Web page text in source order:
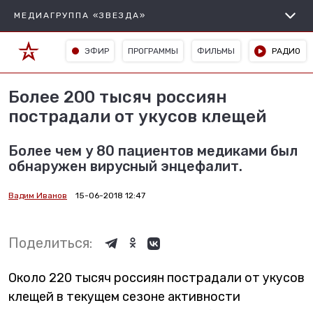
МЕДИАГРУППА «ЗВЕЗДА»
ЭФИР ПРОГРАММЫ ФИЛЬМЫ РАДИО
Более 200 тысяч россиян
пострадали от укусов клещей
Более чем у 80 пациентов медиками был
обнаружен вирусный энцефалит.
Вадим Иванов 15-06-2018 12:47
Поделиться:
Около 220 тысяч россиян пострадали от укусов
клещей в текущем сезоне активности